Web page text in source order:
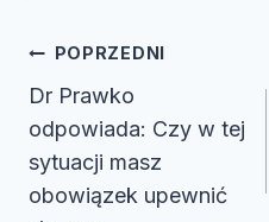
Nawigacja
wpisu
POPRZEDNI
Dr Prawko
odpowiada: Czy w tej
sytuacji masz
obowiązek upewnić